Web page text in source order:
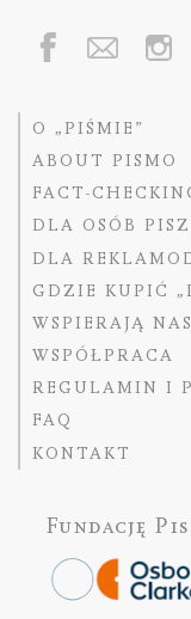
O „PIŚMIE”
ABOUT PISMO
FACT-
DLA OSÓB
DLA
GDZIE KUPIĆ
WSPIERAJĄ NAS
WSPÓŁPRACA
REGULAMIN I
FAQ
KONTAKT
Fundację